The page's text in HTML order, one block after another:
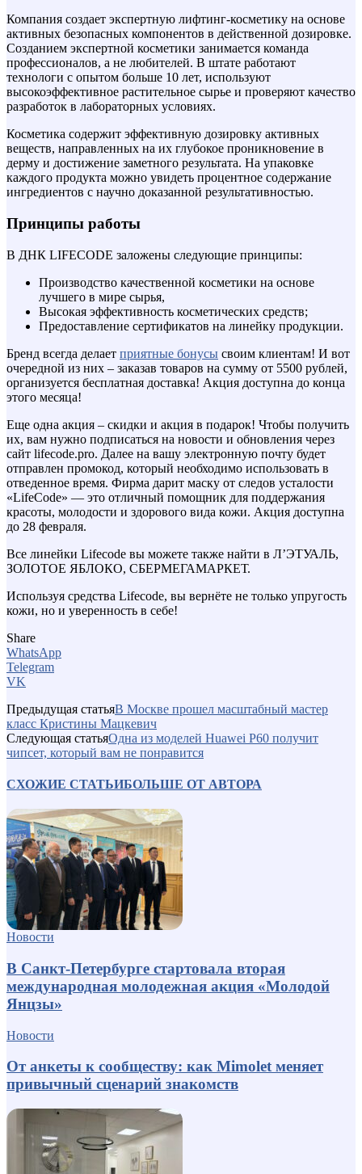
Компания создает экспертную лифтинг-косметику на основе
активных безопасных компонентов в действенной дозировке.
Созданием экспертной косметики занимается команда
профессионалов, а не любителей. В штате работают
технологи с опытом больше 10 лет, используют
высокоэффективное растительное сырье и проверяют качество
разработок в лабораторных условиях.
Косметика содержит эффективную дозировку активных
веществ, направленных на их глубокое проникновение в
дерму и достижение заметного результата. На упаковке
каждого продукта можно увидеть процентное содержание
ингредиентов с научно доказанной результативностью.
Принципы работы
В ДНК LIFECODE заложены следующие принципы:
Производство качественной косметики на основе
лучшего в мире сырья,
Высокая эффективность косметических средств;
Предоставление сертификатов на линейку продукции.
Бренд всегда делает приятные бонусы своим клиентам! И вот
очередной из них – заказав товаров на сумму от 5500 рублей,
организуется бесплатная доставка! Акция доступна до конца
этого месяца!
Еще одна акция – скидки и акция в подарок! Чтобы получить
их, вам нужно подписаться на новости и обновления через
сайт lifecode.pro. Далее на вашу электронную почту будет
отправлен промокод, который необходимо использовать в
отведенное время. Фирма дарит маску от следов усталости
«LifeCode» — это отличный помощник для поддержания
красоты, молодости и здорового вида кожи. Акция доступна
до 28 февраля.
Все линейки Lifecode вы можете также найти в Л’ЭТУАЛЬ,
ЗОЛОТОЕ ЯБЛОКО, СБЕРМЕГАМАРКЕТ.
Используя средства Lifecode, вы вернёте не только упругость
кожи, но и уверенность в себе!
Share
WhatsApp
Telegram
VK
Предыдущая статьяВ Москве прошел масштабный мастер
класс Кристины Мацкевич
Следующая статьяОдна из моделей Huawei P60 получит
чипсет, который вам не понравится
СХОЖИЕ СТАТЬИБОЛЬШЕ ОТ АВТОРА
Новости
В Санкт-Петербурге стартовала вторая
международная молодежная акция «Молодой
Янцзы»
Новости
От анкеты к сообществу: как Mimolet меняет
привычный сценарий знакомств